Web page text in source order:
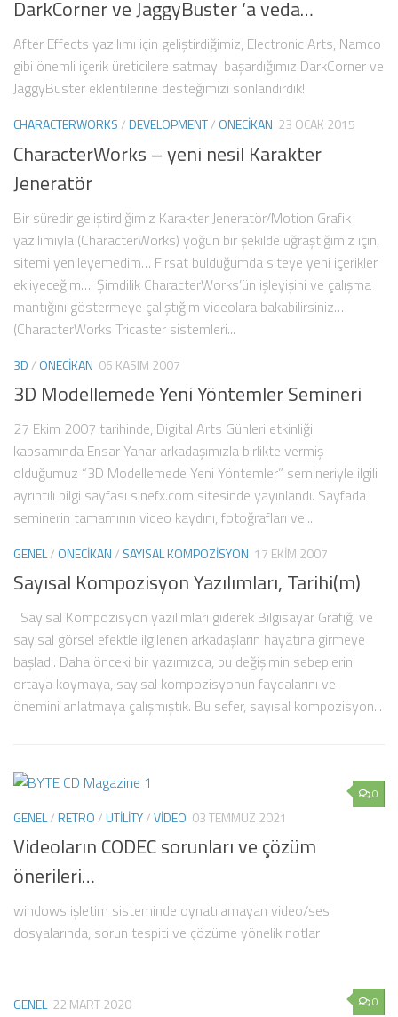
DarkCorner ve JaggyBuster ‘a veda…
After Effects yazılımı için geliştirdiğimiz, Electronic Arts, Namco
gibi önemli içerik üreticilere satmayı başardığımız DarkCorner ve
JaggyBuster eklentilerine desteğimizi sonlandırdık!
CHARACTERWORKS/DEVELOPMENT/ ONECIKAN 23 OCAK 2015
CharacterWorks – yeni nesil Karakter
Jeneratör
Bir süredir geliştirdiğimiz Karakter Jeneratör/Motion Grafik
yazılımıyla (CharacterWorks) yoğun bir şekilde uğraştığımız için,
sitemi yenileyemedim… Fırsat bulduğumda siteye yeni içerikler
ekliyeceğim…. Şimdilik CharacterWorks’ün işleyişini ve çalışma
mantığını göstermeye çalıştığım videolara bakabilirsiniz…
(CharacterWorks Tricaster sistemleri...
3D/ ONECIKAN 06 KASIM 2007
3D Modellemede Yeni Yöntemler Semineri
27 Ekim 2007 tarihinde, Digital Arts Günleri etkinliği
kapsamında Ensar Yanar arkadaşımızla birlikte vermiş
olduğumuz “3D Modellemede Yeni Yöntemler” semineriyle ilgili
ayrıntılı bilgi sayfası sinefx.com sitesinde yayınlandı. Sayfada
seminerin tamamının video kaydını, fotoğrafları ve...
GENEL/ ONECIKAN/ SAYISAL KOMPOZISYON 17 EKIM 2007
Sayısal Kompozisyon Yazılımları, Tarihi(m)
Sayısal Kompozisyon yazılımları giderek Bilgisayar Grafiği ve
sayısal görsel efektle ilgilenen arkadaşların hayatına girmeye
başladı. Daha önceki bir yazımızda, bu değişimin sebeplerini
ortaya koymaya, sayısal kompozisyonun faydalarını ve
önemini anlatmaya çalışmıştık. Bu sefer, sayısal kompozisyon...
0
GENEL/RETRO/UTILITY/VIDEO 03 TEMMUZ 2021
Videoların CODEC sorunları ve çözüm
önerileri…
windows işletim sisteminde oynatılamayan video/ses
dosyalarında, sorun tespiti ve çözüme yönelik notlar
0
GENEL 22 MART 2020